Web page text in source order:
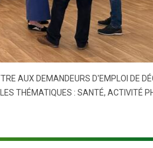
AUX DEMANDEURS D'EMPLOI DE
THÉMATIQUES : SANTÉ, ACTIVITÉ